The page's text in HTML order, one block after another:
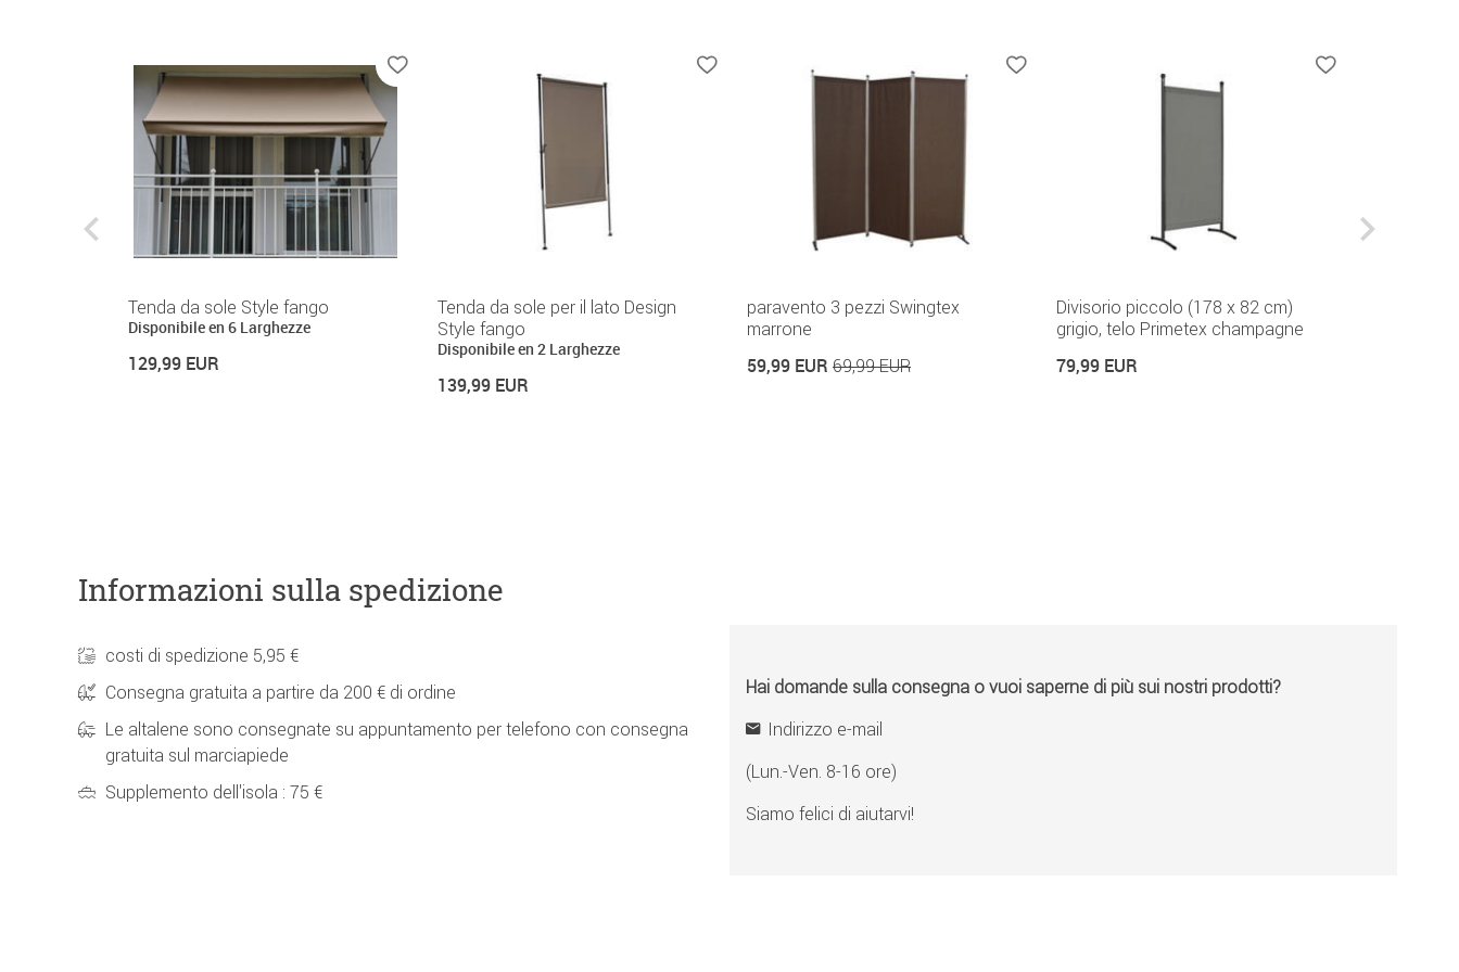
Tenda da sole Style fango
Disponibile en 6 Larghezze
129,99 EUR
Tenda da sole per il lato Design
Style fango
Disponibile en 2 Larghezze
139,99 EUR
paravento 3 pezzi Swingtex
marrone
59,99 EUR 69,99 EUR
Divisorio piccolo (178 x 82 cm)
grigio, telo Primetex champagne
79,99 EUR
Informazioni sulla spedizione
costi di spedizione 5,95 €
Consegna gratuita a partire da 200 € di ordine
Le altalene sono consegnate su appuntamento per telefono con consegna
gratuita sul marciapiede
Supplemento dell'isola : 75 €
Hai domande sulla consegna o vuoi saperne di più sui nostri prodotti?
Indirizzo e-mail
(Lun.-Ven. 8-16 ore)
Siamo felici di aiutarvi!